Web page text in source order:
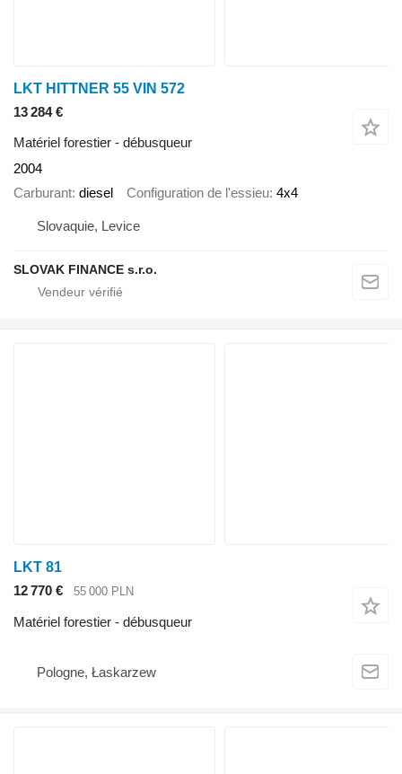
LKT HITTNER 55 VIN 572
13 284 €
Matériel forestier - débusqueur
2004
Carburant diesel Configuration de l'essieu 4x4
Slovaquie, Levice
SLOVAK FINANCE s.r.o.
LKT 81
12 770 €
55 000 PLN
Matériel forestier - débusqueur
Pologne, Łaskarzew